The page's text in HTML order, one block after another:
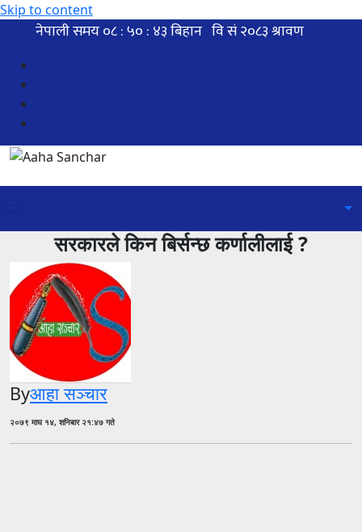
Skip to content
सरकारले किन बिर्सन्छ कर्णालीलाई ?
Byआहा सञ्चार
२०७९ माघ १४, शनिबार २१:४७ गते